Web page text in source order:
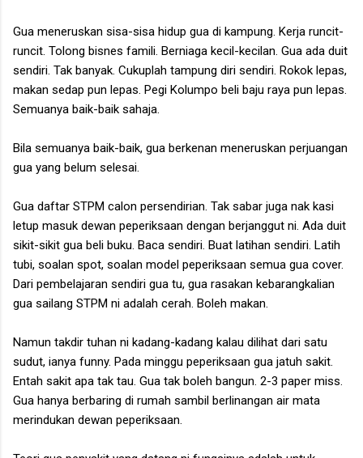
Gua meneruskan sisa-sisa hidup gua di kampung. Kerja runcit-
runcit. Tolong bisnes famili. Berniaga kecil-kecilan. Gua ada duit
sendiri. Tak banyak. Cukuplah tampung diri sendiri. Rokok lepas,
makan sedap pun lepas. Pegi Kolumpo beli baju raya pun lepas.
Semuanya baik-baik sahaja.
Bila semuanya baik-baik, gua berkenan meneruskan perjuangan
gua yang belum selesai.
Gua daftar STPM calon persendirian. Tak sabar juga nak kasi
letup masuk dewan peperiksaan dengan berjanggut ni. Ada duit
sikit-sikit gua beli buku. Baca sendiri. Buat latihan sendiri. Latih
tubi, soalan spot, soalan model peperiksaan semua gua cover.
Dari pembelajaran sendiri gua tu, gua rasakan kebarangkalian
gua sailang STPM ni adalah cerah. Boleh makan.
Namun takdir tuhan ni kadang-kadang kalau dilihat dari satu
sudut, ianya funny. Pada minggu peperiksaan gua jatuh sakit.
Entah sakit apa tak tau. Gua tak boleh bangun. 2-3 paper miss.
Gua hanya berbaring di rumah sambil berlinangan air mata
merindukan dewan peperiksaan.